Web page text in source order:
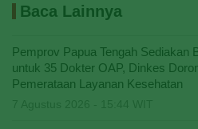
Baca Lainnya
Pemprov Papua Tengah Sediakan
untuk 35 Dokter OAP, Dinkes
Pemerataan Layanan Kesehatan